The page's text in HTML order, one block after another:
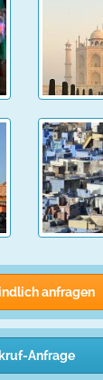
anfragen
Anfrage